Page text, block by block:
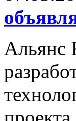
Альянс